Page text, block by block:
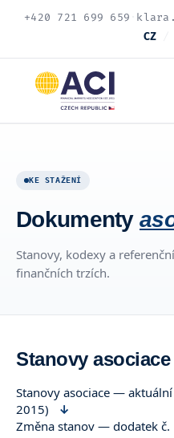
+420 721 699 659
CZ
KE STAŽENÍ
Dokumenty
Stanovy, kodexy a
finančních trzích.
Stanovy asociace
Stanovy asociace —
2015)
Změna stanov — dodatek č.